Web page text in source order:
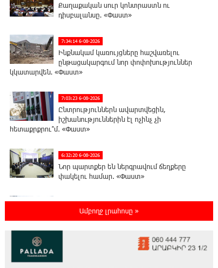
Քաղաքական սուր կոնտրաստն ու
դիսբալանսը. «Փաստ»
7:34:14 6-08-2026
Ինքնակամ կառույցները հաշվառելու
ընթացակարգում նոր փոփոխություններ
կկատարվեն. «Փաստ»
7:03:23 6-08-2026
Ընտրություններն ավարտվեցին,
իշխանություններին էլ ոչինչ չի
հետաքրքրու՞մ. «Փաստ»
6:32:20 6-08-2026
Նոր պարտքեր են ներգրավում ճեղքերը
փակելու համար. «Փաստ»
6:01:15 6-08-2026
Անհավասարակշռության և նոր
կախվածության վտանգները. «Փաստ»
Ես հավատում եմ, որ «Արարարտ-
Ամբողջ լրահոսը »